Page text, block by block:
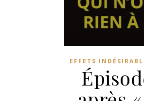
EFFETS